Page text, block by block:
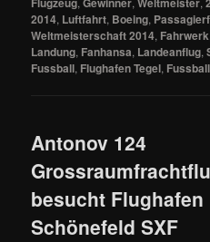
2014, Luftfahrt, Boeing,
Weltmeisterschaft 2014, Fahrwerk
Landung, Fanhansa, Landeanflug,
Fussball, Flughafen Tegel,
Antonov 124
besucht Flughafen
Schönefeld SXF